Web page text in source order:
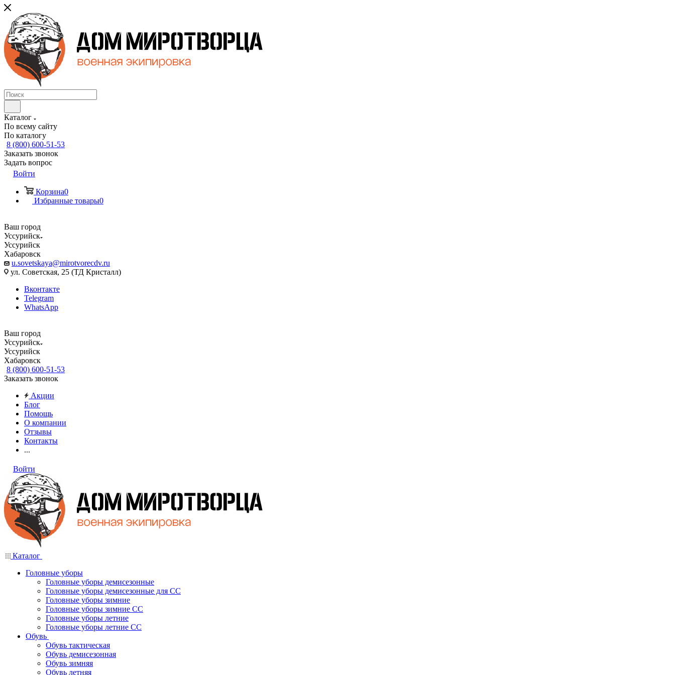
Каталог
По всему сайту
По каталогу
8 (800) 600-51-53
Заказать звонок
Задать вопрос
Войти
Корзина0
Избранные товары0
Ваш город
Уссурийск
Уссурийск
Хабаровск
u.sovetskaya@mirotvorecdv.ru
ул. Советская, 25 (ТД Кристалл)
Вконтакте
Telegram
WhatsApp
Ваш город
Уссурийск
Уссурийск
Хабаровск
8 (800) 600-51-53
Заказать звонок
Акции
Блог
Помощь
О компании
Отзывы
Контакты
...
Войти
Каталог
Головные уборы
Головные уборы демисезонные
Головные уборы демисезонные для СС
Головные уборы зимние
Головные уборы зимние СС
Головные уборы летние
Головные уборы летние СС
Обувь
Обувь тактическая
Обувь демисезонная
Обувь зимняя
Обувь летняя